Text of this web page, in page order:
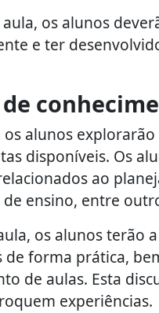
os alunos
e ter
os alunos
disponíveis. Os
ao
ensino, entre
os alunos terão
de forma prática,
de aulas. Esta
experiências.